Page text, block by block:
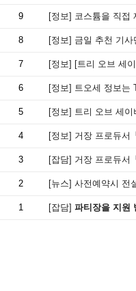
9 [정보] 코스튬을 직접
8 [정보] 금일 추천 기사
7 [정보] [트리 오브 세
6 [정보] 트오세 정보는
5 [정보] 트리 오브 세이비어: 네
4 [정보] 거장 프로듀서「김학규」아트 감수,
3 [잡담] 거장 프로듀서「김학규」아트 감수,
2 [뉴스] 사전예약시 전
1 [잡담] 파티장을 지원